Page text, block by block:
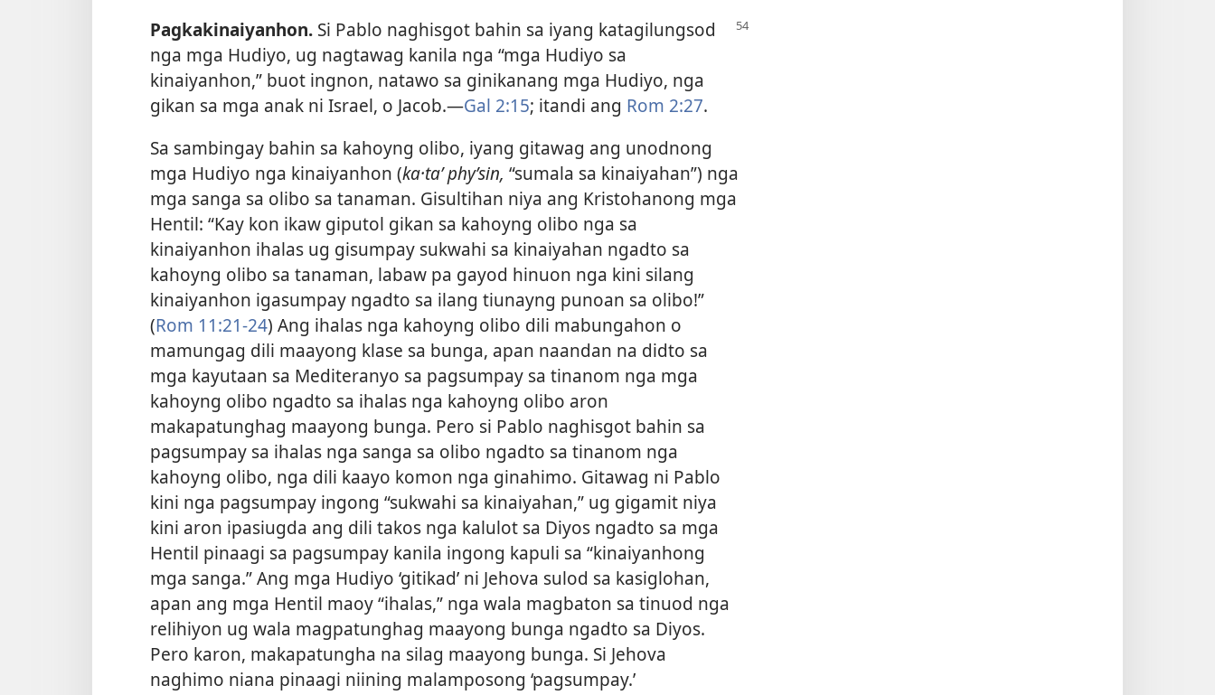
Pagkakinaiyanhon. Si Pablo naghisgot bahin sa iyang katagilungsod
nga mga Hudiyo, ug nagtawag kanila nga “mga Hudiyo sa
kinaiyanhon,” buot ingnon, natawo sa ginikanang mga Hudiyo, nga
gikan sa mga anak ni Israel, o Jacob.​—Gal 2:15; itandi ang Rom 2:27.
Sa sambingay bahin sa kahoyng olibo, iyang gitawag ang unodnong
mga Hudiyo nga kinaiyanhon (ka·taʹ phyʹsin, “sumala sa kinaiyahan”) nga
mga sanga sa olibo sa tanaman. Gisultihan niya ang Kristohanong mga
Hentil: “Kay kon ikaw giputol gikan sa kahoyng olibo nga sa
kinaiyanhon ihalas ug gisumpay sukwahi sa kinaiyahan ngadto sa
kahoyng olibo sa tanaman, labaw pa gayod hinuon nga kini silang
kinaiyanhon igasumpay ngadto sa ilang tiunayng punoan sa olibo!”
(Rom 11:21-24) Ang ihalas nga kahoyng olibo dili mabungahon o
mamungag dili maayong klase sa bunga, apan naandan na didto sa
mga kayutaan sa Mediteranyo sa pagsumpay sa tinanom nga mga
kahoyng olibo ngadto sa ihalas nga kahoyng olibo aron
makapatunghag maayong bunga. Pero si Pablo naghisgot bahin sa
pagsumpay sa ihalas nga sanga sa olibo ngadto sa tinanom nga
kahoyng olibo, nga dili kaayo komon nga ginahimo. Gitawag ni Pablo
kini nga pagsumpay ingong “sukwahi sa kinaiyahan,” ug gigamit niya
kini aron ipasiugda ang dili takos nga kalulot sa Diyos ngadto sa mga
Hentil pinaagi sa pagsumpay kanila ingong kapuli sa “kinaiyanhong
mga sanga.” Ang mga Hudiyo ‘gitikad’ ni Jehova sulod sa kasiglohan,
apan ang mga Hentil maoy “ihalas,” nga wala magbaton sa tinuod nga
relihiyon ug wala magpatunghag maayong bunga ngadto sa Diyos.
Pero karon, makapatungha na silag maayong bunga. Si Jehova
naghimo niana pinaagi niining malamposong ‘pagsumpay.’